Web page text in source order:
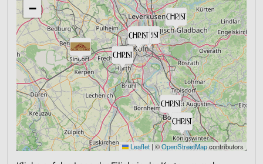
−
Leaflet | ©OpenStreetMapcontributors